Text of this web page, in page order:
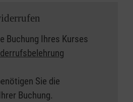
Buchung Ihres Kurses
Sie die
Buchung.